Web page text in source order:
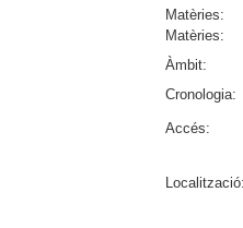
Matèries:
Matèries:
Àmbit:
Cronologia:
Accés:
Localització: